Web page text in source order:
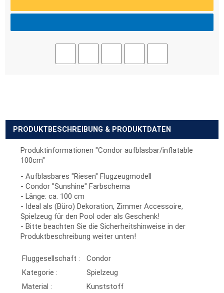
PRODUKTBESCHREIBUNG & PRODUKTDATEN
Produktinformationen "Condor aufblasbar/inflatable
100cm"
- Aufblasbares "Riesen" Flugzeugmodell
- Condor "Sunshine" Farbschema
- Länge: ca. 100 cm
- Ideal als (Büro) Dekoration, Zimmer Accessoire,
Spielzeug für den Pool oder als Geschenk!
- Bitte beachten Sie die Sicherheitshinweise in der
Produktbeschreibung weiter unten!
Fluggesellschaft :
Condor
Kategorie :
Spielzeug
Material :
Kunststoff